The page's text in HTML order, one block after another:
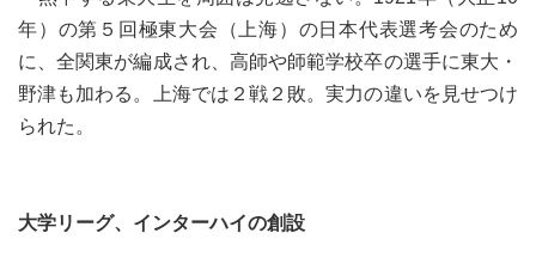
年）の第５回極東大会（上海）の日本代表選考会のため
に、全関東が編成され、高師や師範学校卒の選手に東大・
野津も加わる。上海では２戦２敗。実力の違いを見せつけ
られた。
大学リーグ、インターハイの創設